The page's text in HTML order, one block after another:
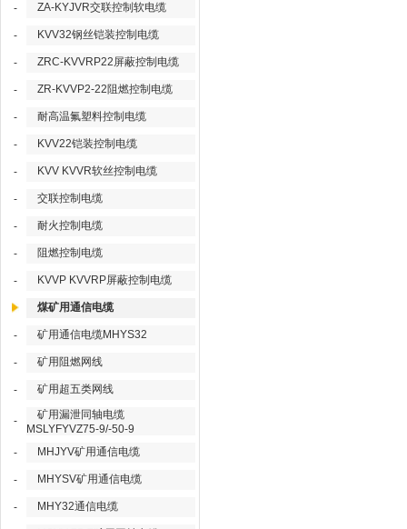
- ZA-KYJVR交联控制软电缆
- KVV32钢丝铠装控制电缆
- ZRC-KVVRP22屏蔽控制电缆
- ZR-KVVP2-22阻燃控制电缆
- 耐高温氟塑料控制电缆
- KVV22铠装控制电缆
- KVV KVVR软丝控制电缆
- 交联控制电缆
- 耐火控制电缆
- 阻燃控制电缆
- KVVP KVVRP屏蔽控制电缆
煤矿用通信电缆
- 矿用通信电缆MHYS32
- 矿用阻燃网线
- 矿用超五类网线
-
矿用漏泄同轴电缆
MSLYFYVZ75-9/-50-9
-
MHJYV矿用通信电缆
- MHYSV矿用通信电缆
- MHY32通信电缆